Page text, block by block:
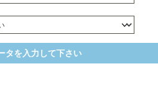
タを入力して下さい